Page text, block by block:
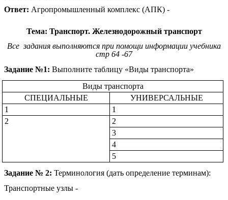
Ответ: Агропромышленный комплекс (АПК) -
Тема: Транспорт. Железнодорожный транспорт
Все задания выполняются при помощи информации учебника
стр 64 -67
Задание №1: Выполните таблицу «Виды транспорта»
Виды транспорта
СПЕЦИАЛЬНЫЕ
УНИВЕРСАЛЬНЫЕ
1
1
2
2
3
4
5
Задание № 2: Терминология (дать определение терминам):
Транспортные узлы -